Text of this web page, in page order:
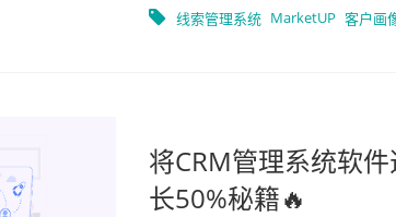
清洗+自动化培育，实现
线索管理系统 MarketUP 客户画
将CRM管理系统软
长50%秘籍🔥